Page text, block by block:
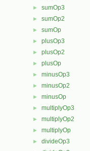
► sumOp3
► sumOp2
► sumOp
► plusOp3
► plusOp2
► plusOp
► minusOp3
► minusOp2
► minusOp
► multiplyOp3
► multiplyOp2
► multiplyOp
► divideOp3